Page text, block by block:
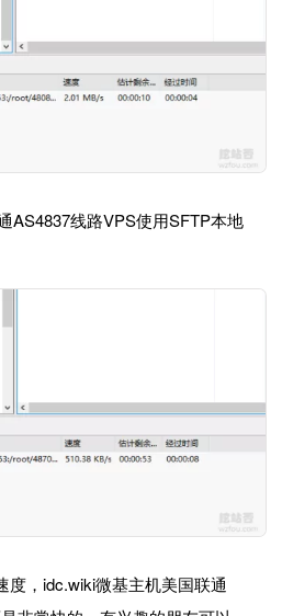
AS4837线路VPS使用SFTP本地
度，idc.wiki微基主机美国联通